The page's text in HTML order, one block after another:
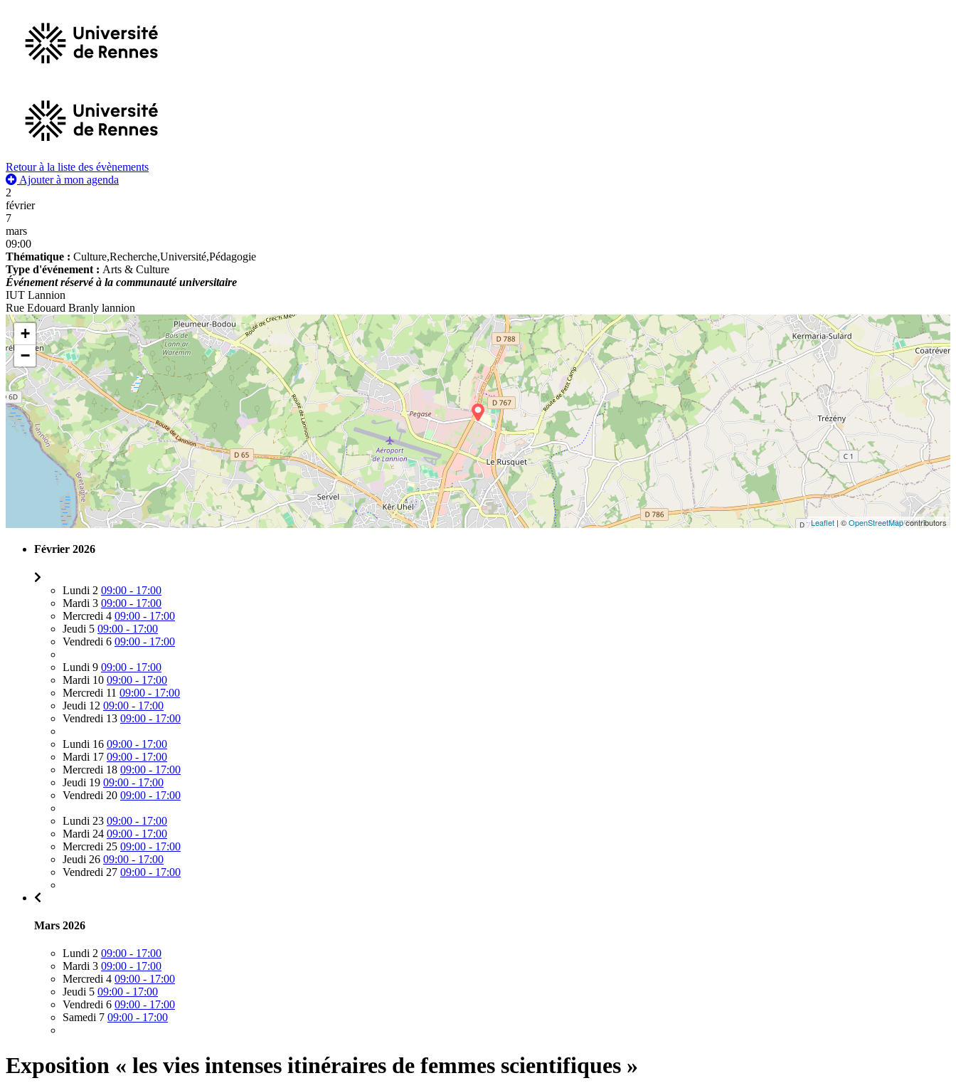
Retour à la liste des évènements
Ajouter à mon agenda
2
février
7
mars
09:00
Thématique : Culture,Recherche,Université,Pédagogie
Type d'événement : Arts & Culture
Événement réservé à la communauté universitaire
IUT Lannion
Rue Edouard Branly lannion
+
−
Leaflet | ©OpenStreetMapcontributors
Février 2026
Lundi 2 09:00 - 17:00
Mardi 3 09:00 - 17:00
Mercredi 4 09:00 - 17:00
Jeudi 5 09:00 - 17:00
Vendredi 6 09:00 - 17:00
Lundi 9 09:00 - 17:00
Mardi 10 09:00 - 17:00
Mercredi 11 09:00 - 17:00
Jeudi 12 09:00 - 17:00
Vendredi 13 09:00 - 17:00
Lundi 16 09:00 - 17:00
Mardi 17 09:00 - 17:00
Mercredi 18 09:00 - 17:00
Jeudi 19 09:00 - 17:00
Vendredi 20 09:00 - 17:00
Lundi 23 09:00 - 17:00
Mardi 24 09:00 - 17:00
Mercredi 25 09:00 - 17:00
Jeudi 26 09:00 - 17:00
Vendredi 27 09:00 - 17:00
Mars 2026
Lundi 2 09:00 - 17:00
Mardi 3 09:00 - 17:00
Mercredi 4 09:00 - 17:00
Jeudi 5 09:00 - 17:00
Vendredi 6 09:00 - 17:00
Samedi 7 09:00 - 17:00
Exposition « les vies intenses itinéraires de femmes scientifiques »